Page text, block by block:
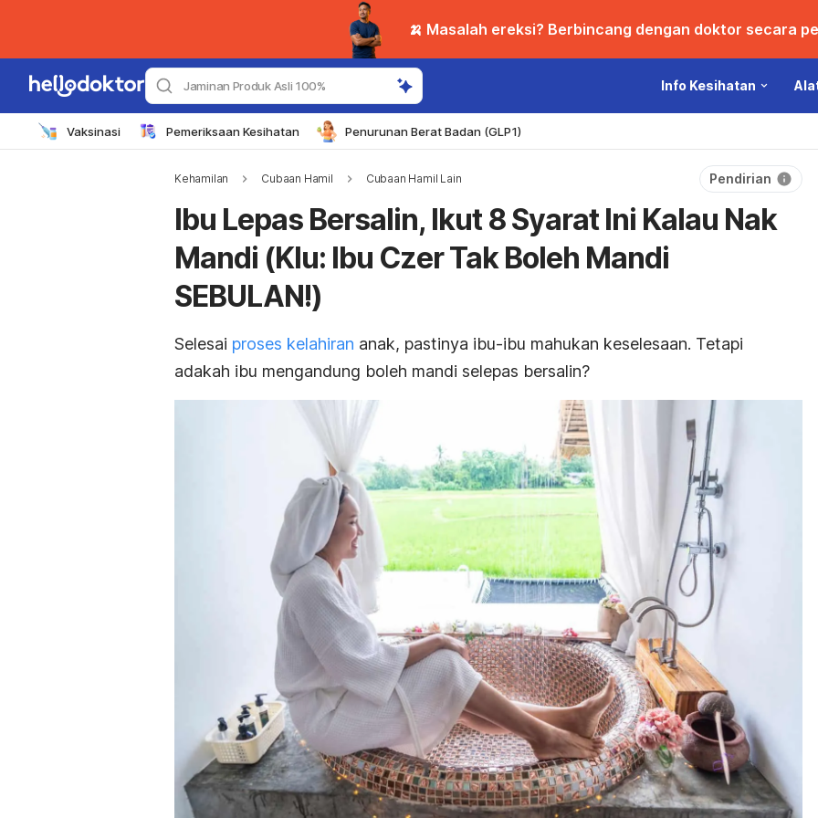
🍌 Masalah ereksi? Berbincang dengan doktor secara
Jaminan Produk Asli 100% Info Kesihatan
Vaksinasi Pemeriksaan Kesihatan Penurunan Berat Badan (GLP1)
Kehamilan Cubaan Hamil Cubaan Hamil Lain Pendirian
Ibu Lepas Bersalin, Ikut 8 Syarat Ini Kalau Nak
Mandi (Klu: Ibu Czer Tak Boleh Mandi
SEBULAN!)
Selesai proses kelahiran anak, pastinya ibu-ibu mahukan keselesaan. Tetapi
adakah ibu mengandung boleh mandi selepas bersalin?